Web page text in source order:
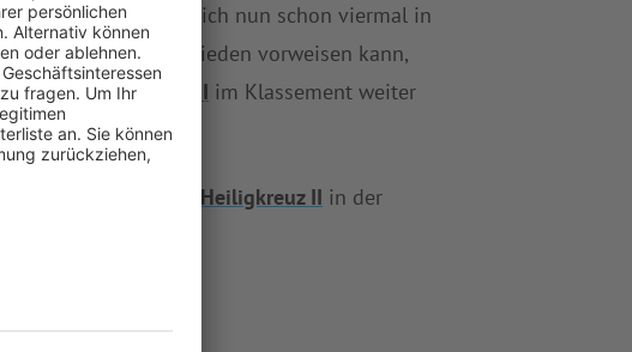
IImusste sich nun schon viermal in
und ein Unentschieden vorweisen kann,
TSV Heiligkreuz II im Klassement weiter
TSV Heiligkreuz II in der